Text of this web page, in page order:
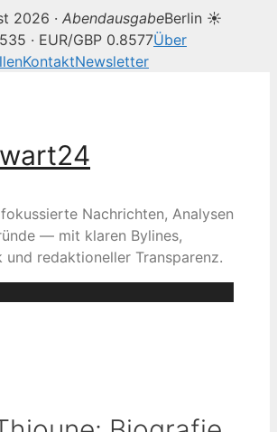
2026 · AbendausgabeBerlin ☀
· EUR/GBP 0.8577Über
KontaktNewsletter
Nachrichten, Analysen
— mit klaren Bylines,
und redaktioneller Transparenz.